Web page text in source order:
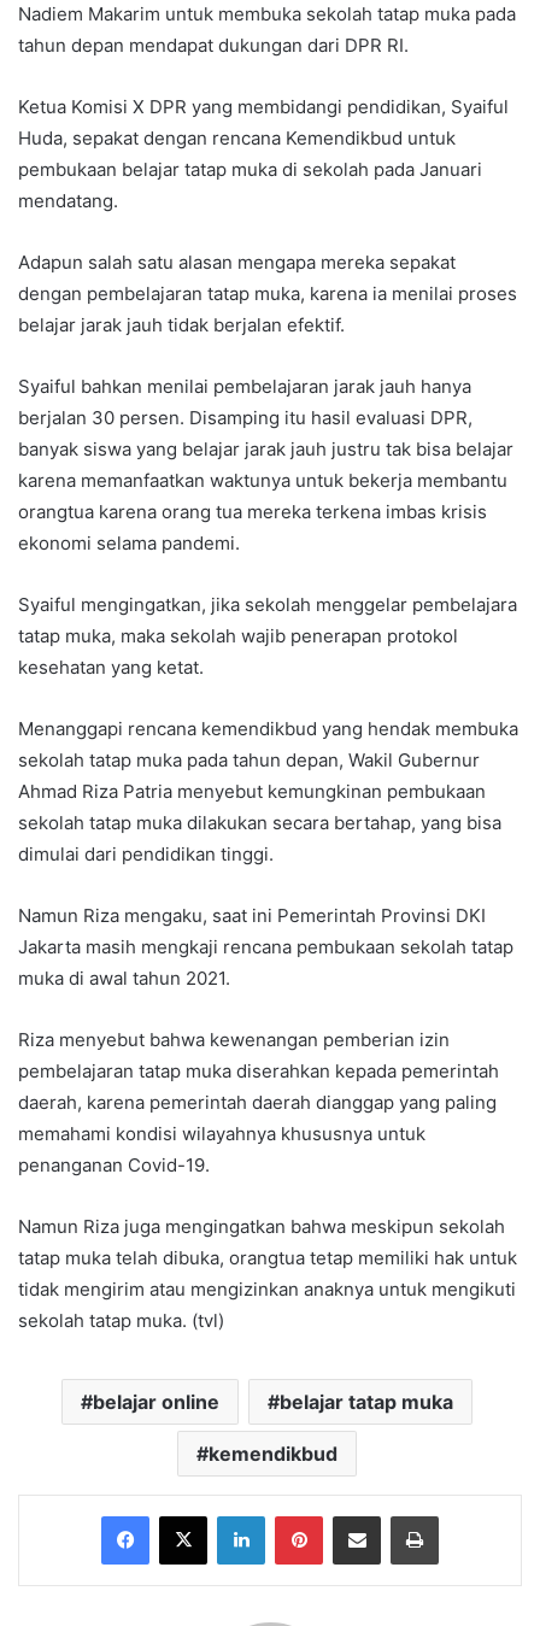
Nadiem Makarim untuk membuka sekolah tatap muka pada
tahun depan mendapat dukungan dari DPR RI.
Ketua Komisi X DPR yang membidangi pendidikan, Syaiful
Huda, sepakat dengan rencana Kemendikbud untuk
pembukaan belajar tatap muka di sekolah pada Januari
mendatang.
Adapun salah satu alasan mengapa mereka sepakat
dengan pembelajaran tatap muka, karena ia menilai proses
belajar jarak jauh tidak berjalan efektif.
Syaiful bahkan menilai pembelajaran jarak jauh hanya
berjalan 30 persen. Disamping itu hasil evaluasi DPR,
banyak siswa yang belajar jarak jauh justru tak bisa belajar
karena memanfaatkan waktunya untuk bekerja membantu
orangtua karena orang tua mereka terkena imbas krisis
ekonomi selama pandemi.
Syaiful mengingatkan, jika sekolah menggelar pembelajara
tatap muka, maka sekolah wajib penerapan protokol
kesehatan yang ketat.
Menanggapi rencana kemendikbud yang hendak membuka
sekolah tatap muka pada tahun depan, Wakil Gubernur
Ahmad Riza Patria menyebut kemungkinan pembukaan
sekolah tatap muka dilakukan secara bertahap, yang bisa
dimulai dari pendidikan tinggi.
Namun Riza mengaku, saat ini Pemerintah Provinsi DKI
Jakarta masih mengkaji rencana pembukaan sekolah tatap
muka di awal tahun 2021.
Riza menyebut bahwa kewenangan pemberian izin
pembelajaran tatap muka diserahkan kepada pemerintah
daerah, karena pemerintah daerah dianggap yang paling
memahami kondisi wilayahnya khususnya untuk
penanganan Covid-19.
Namun Riza juga mengingatkan bahwa meskipun sekolah
tatap muka telah dibuka, orangtua tetap memiliki hak untuk
tidak mengirim atau mengizinkan anaknya untuk mengikuti
sekolah tatap muka. (tvl)
belajar online belajar tatap muka
kemendikbud
Facebook
X LinkedInPinterestShare via Email Print